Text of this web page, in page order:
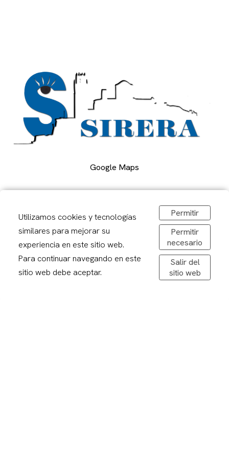
Google Maps
Carrer Alcalde Porqueres, 2, Lleida
973 241878
sirerafoto@gmail.com
Obrir a Google Maps
De dilluns a divendres: 08,30-20,00h
Dissabtes: 09:00 – 13:00
Utilizamos cookies y tecnologías
similares para mejorar su
experiencia en este sitio web.
Para continuar navegando en este
sitio web debe aceptar.
Permitir
Permitir
necesario
Salir del
sitio web